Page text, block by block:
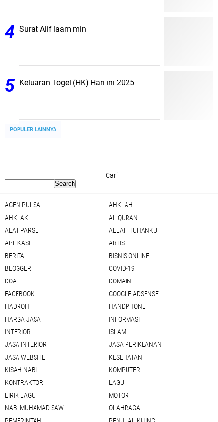
Surat Alif laam min
Keluaran Togel (HK) Hari ini 2025
POPULER LAINNYA
Cari
AGEN PULSA
AHKLAH
AHKLAK
AL QURAN
ALAT PARSE
ALLAH TUHANKU
APLIKASI
ARTIS
BERITA
BISNIS ONLINE
BLOGGER
COVID-19
DOA
DOMAIN
FACEBOOK
GOOGLE ADSENSE
HADROH
HANDPHONE
HARGA JASA
INFORMASI
INTERIOR
ISLAM
JASA INTERIOR
JASA PERIKLANAN
JASA WEBSITE
KESEHATAN
KISAH NABI
KOMPUTER
KONTRAKTOR
LAGU
LIRIK LAGU
MOTOR
NABI MUHAMAD SAW
OLAHRAGA